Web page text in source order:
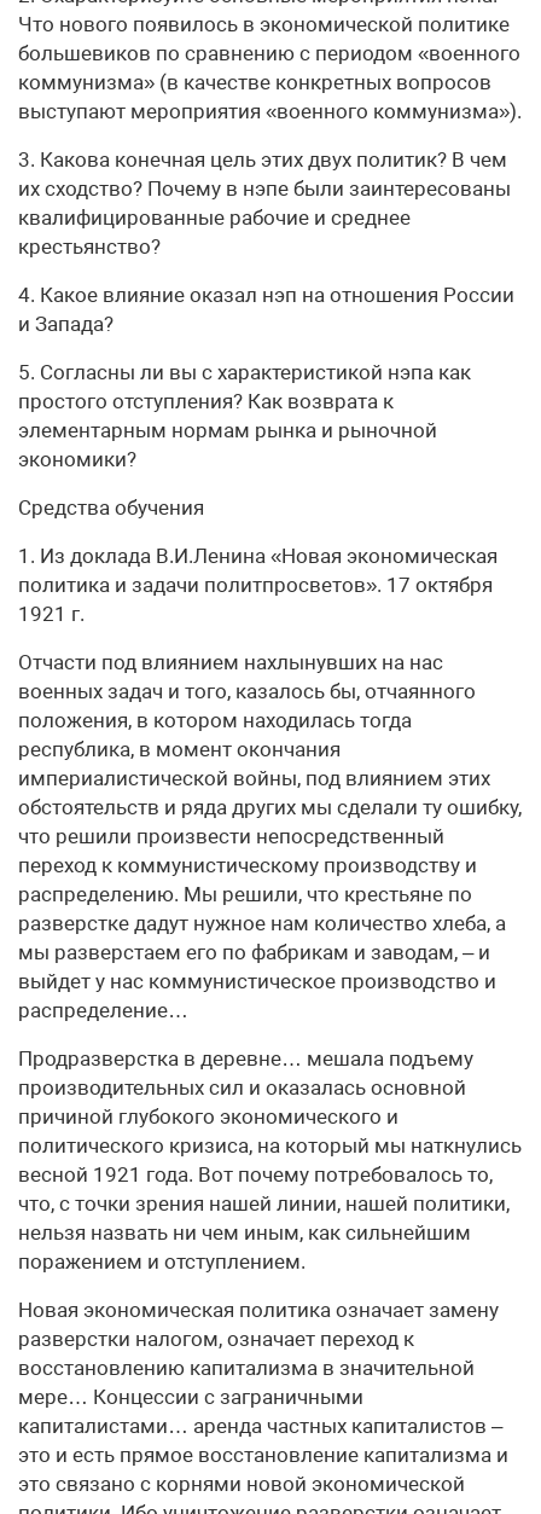
Что нового появилось в экономической политике
большевиков по сравнению с периодом «военного
коммунизма» (в качестве конкретных вопросов
выступают мероприятия «военного коммунизма»).
3. Какова конечная цель этих двух политик? В чем
их сходство? Почему в нэпе были заинтересованы
квалифицированные рабочие и среднее
крестьянство?
4. Какое влияние оказал нэп на отношения России
и Запада?
5. Согласны ли вы с характеристикой нэпа как
простого отступления? Как возврата к
элементарным нормам рынка и рыночной
экономики?
Средства обучения
1. Из доклада В.И.Ленина «Новая экономическая
политика и задачи политпросветов». 17 октября
1921 г.
Отчасти под влиянием нахлынувших на нас
военных задач и того, казалось бы, отчаянного
положения, в котором находилась тогда
республика, в момент окончания
империалистической войны, под влиянием этих
обстоятельств и ряда других мы сделали ту ошибку,
что решили произвести непосредственный
переход к коммунистическому производству и
распределению. Мы решили, что крестьяне по
разверстке дадут нужное нам количество хлеба, а
мы разверстаем его по фабрикам и заводам, – и
выйдет у нас коммунистическое производство и
распределение…
Продразверстка в деревне… мешала подъему
производительных сил и оказалась основной
причиной глубокого экономического и
политического кризиса, на который мы наткнулись
весной 1921 года. Вот почему потребовалось то,
что, с точки зрения нашей линии, нашей политики,
нельзя назвать ни чем иным, как сильнейшим
поражением и отступлением.
Новая экономическая политика означает замену
разверстки налогом, означает переход к
восстановлению капитализма в значительной
мере… Концессии с заграничными
капиталистами… аренда частных капиталистов –
это и есть прямое восстановление капитализма и
это связано с корнями новой экономической